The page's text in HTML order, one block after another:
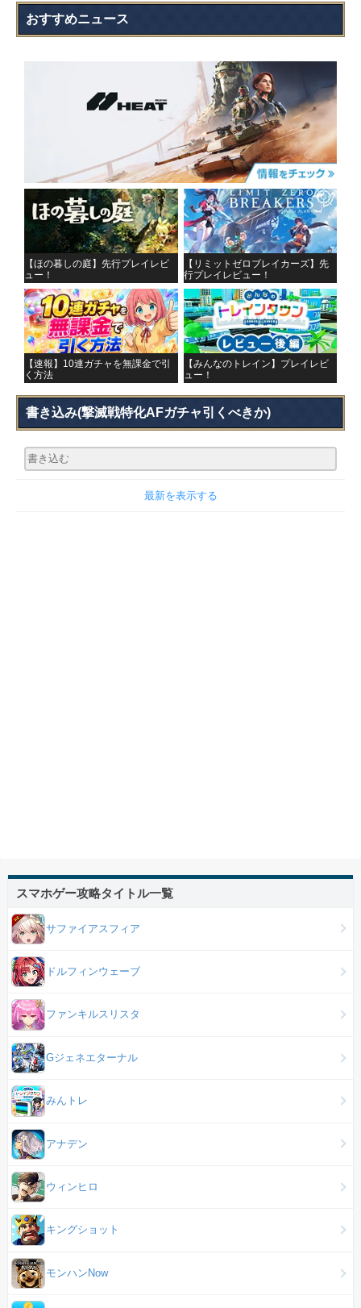
おすすめニュース
【ほの暮しの庭】先行プレイレビ
ュー！
【リミットゼロブレイカーズ】先
行プレイレビュー！
【速報】10連ガチャを無課金で引
く方法
【みんなのトレイン】プレイレビ
ュー！
書き込み(撃滅戦特化AFガチャ引くべきか)
最新を表示する
スマホゲー攻略タイトル一覧
サファイアスフィア
ドルフィンウェーブ
ファンキルスリスタ
Gジェネエターナル
みんトレ
アナデン
ウィンヒロ
キングショット
モンハンNow